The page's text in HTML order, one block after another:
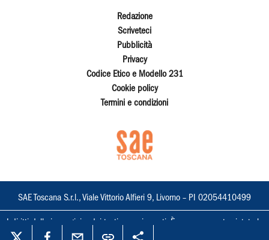
Redazione
Scriveteci
Pubblicità
Privacy
Codice Etico e Modello 231
Cookie policy
Termini e condizioni
SAE Toscana S.r.l., Viale Vittorio Alfieri 9, Livorno – PI 02054410499
I diritti delle immagini e dei testi sono riservati. È espressamente vietata la
loro riproduzione con qualsiasi mezzo e l'adattamento totale o parziale.